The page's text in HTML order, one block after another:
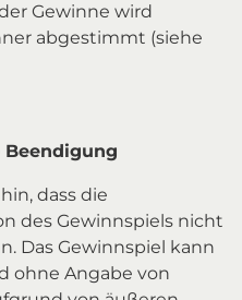
Gewinne wird
abgestimmt (siehe
Beendigung
dass die
des Gewinnspiels nicht
Das Gewinnspiel kann
ohne Angabe von